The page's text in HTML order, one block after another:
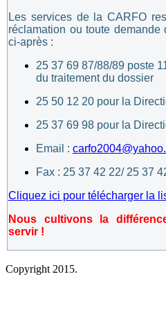
Les services de la CARFO
réclamation ou toute demande
ci-après :
25 37 69 87/88/89 poste
du traitement du dossier
25 50 12 20 pour la
25 37 69 98 pour la
Email :
Fax : 25 37 42 22/ 25 37
Cliquez ici pour télécharger la
Nous cultivons la
servir !
Copyright 2015.